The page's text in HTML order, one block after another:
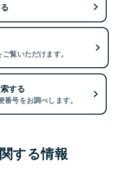
覧いただけます。
する
号をお調べします。
する情報